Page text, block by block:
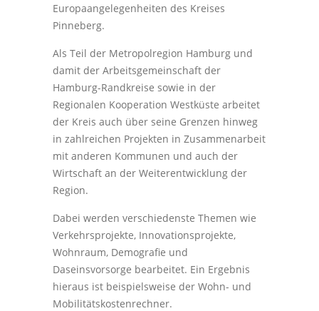
Europaangelegenheiten des Kreises
Pinneberg.
Als Teil der Metropolregion Hamburg und
damit der Arbeitsgemeinschaft der
Hamburg-Randkreise sowie in der
Regionalen Kooperation Westküste arbeitet
der Kreis auch über seine Grenzen hinweg
in zahlreichen Projekten in Zusammenarbeit
mit anderen Kommunen und auch der
Wirtschaft an der Weiterentwicklung der
Region.
Dabei werden verschiedenste Themen wie
Verkehrsprojekte, Innovationsprojekte,
Wohnraum, Demografie und
Daseinsvorsorge bearbeitet. Ein Ergebnis
hieraus ist beispielsweise der Wohn- und
Mobilitätskostenrechner.